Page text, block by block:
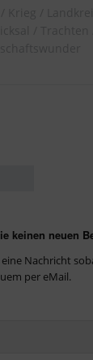
keinen neuen
Nachricht
per eMail.